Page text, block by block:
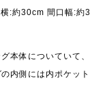
:約30cm 間口幅:約
本体についていて
内側には内ポケット